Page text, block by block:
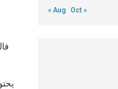
« Aug Oct »